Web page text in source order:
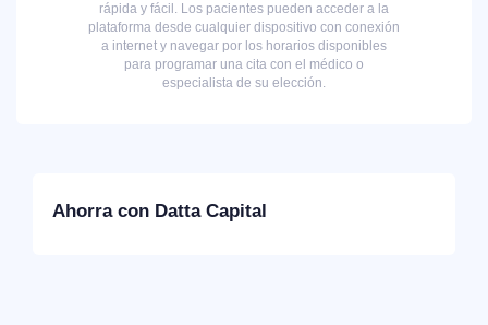
rápida y fácil. Los pacientes pueden acceder a la
plataforma desde cualquier dispositivo con conexión
a internet y navegar por los horarios disponibles
para programar una cita con el médico o
especialista de su elección.
Ahorra con Datta Capital